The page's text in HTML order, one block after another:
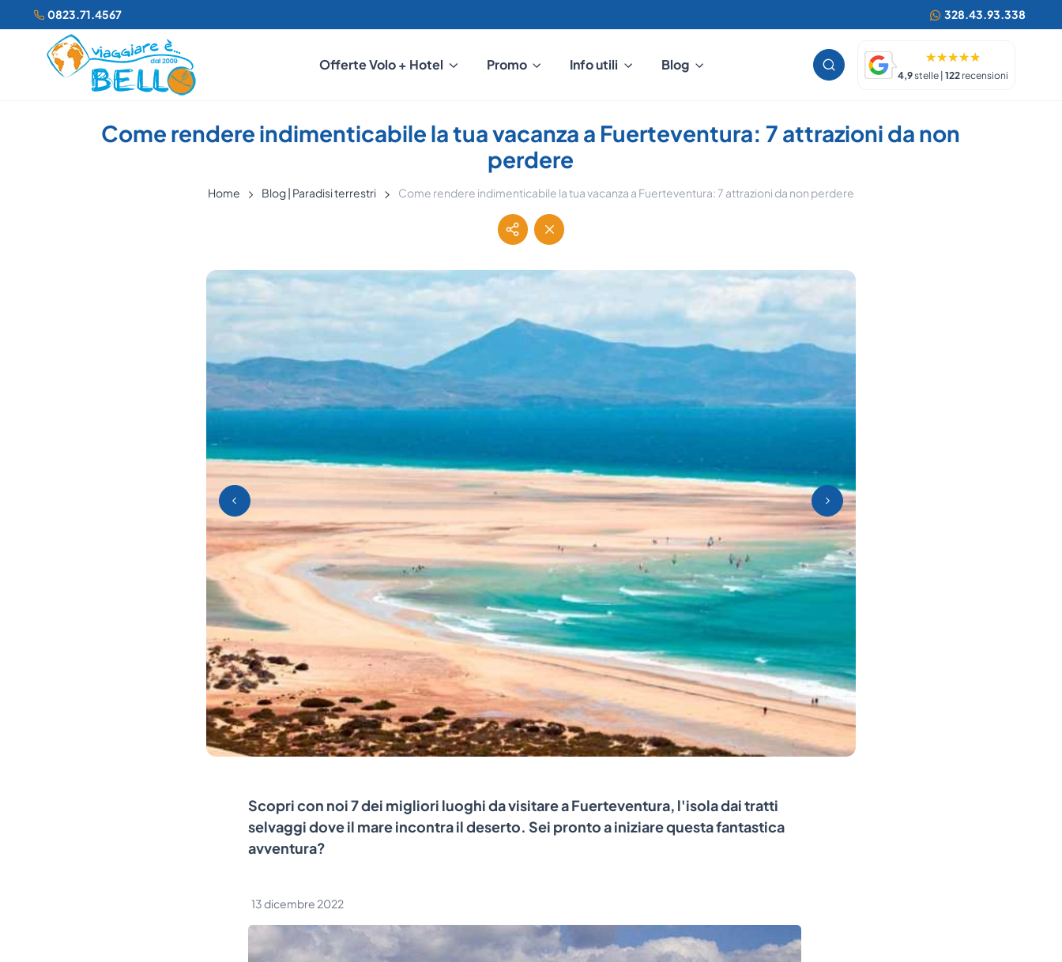
0823.71.4567 328.43.93.338
Offerte Volo + Hotel Promo Info utili Blog
4,9stelle | 122recensioni
Come rendere indimenticabile la tua vacanza a Fuerteventura: 7 attrazioni da non
perdere
Home Blog | Paradisi terrestri Come rendere indimenticabile la tua vacanza a Fuerteventura: 7 attrazioni da non perdere
Scopri con noi 7 dei migliori luoghi da visitare a Fuerteventura, l'isola dai tratti
selvaggi dove il mare incontra il deserto. Sei pronto a iniziare questa fantastica
avventura?
13 dicembre 2022